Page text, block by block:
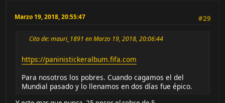
Marzo 19, 2018, 20:55:47 #29
Cita de: mauri_1891 en Marzo 19, 2018, 20:06:44
https://paninistickeralbum.fifa.com
Para nosotros los pobres. Cuando cagamos el del
Mundial pasado y lo llenamos en dos días fue épico.